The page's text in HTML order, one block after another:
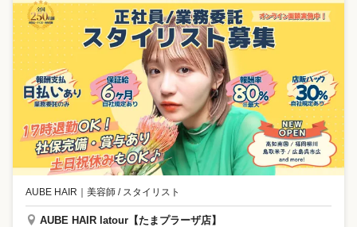
AUBE HAIR ｜ 美容師 / スタイリスト
AUBE HAIR latour【たまプラーザ店】